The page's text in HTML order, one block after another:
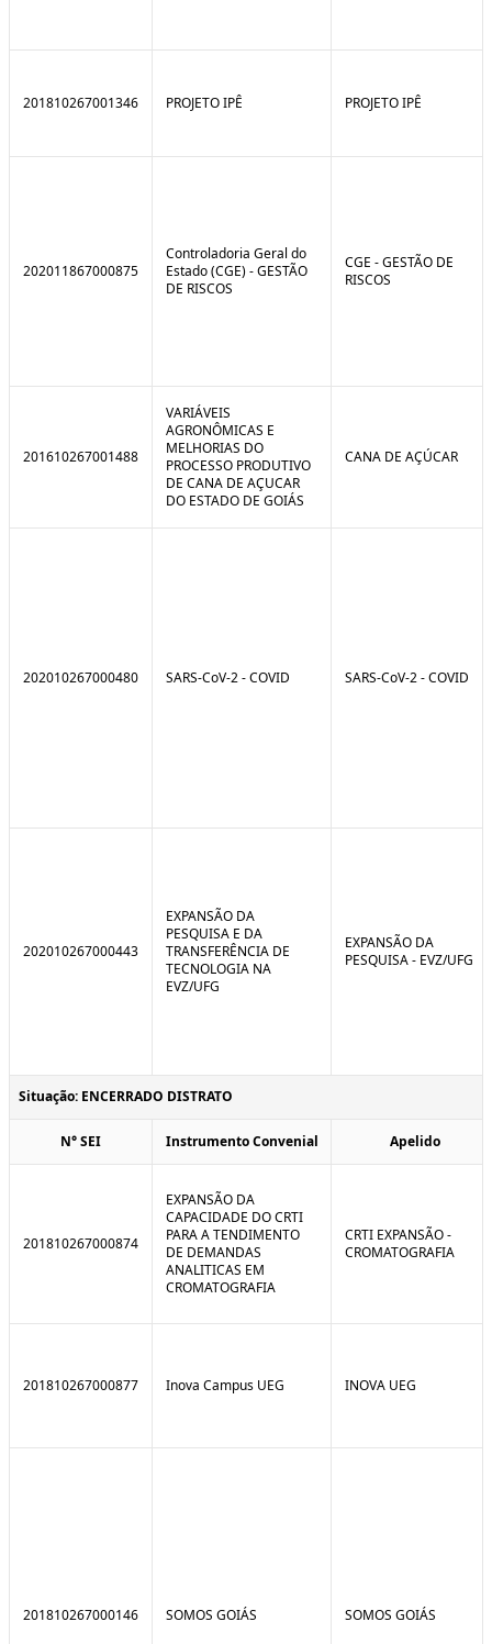
201810267001346 PROJETO IPÊ PROJETO IPÊ
202011867000875
Controladoria Geral do
Estado (CGE) - GESTÃO
DE RISCOS
CGE - GESTÃO DE
RISCOS
201610267001488
VARIÁVEIS
AGRONÔMICAS E
MELHORIAS DO
PROCESSO PRODUTIVO
DE CANA DE AÇUCAR
DO ESTADO DE GOIÁS
CANA DE AÇÚCAR
202010267000480 SARS-CoV-2 - COVID SARS-CoV-2 - COVID
202010267000443
EXPANSÃO DA
PESQUISA E DA
TRANSFERÊNCIA DE
TECNOLOGIA NA
EVZ/UFG
EXPANSÃO DA
PESQUISA - EVZ/UFG
Situação: ENCERRADO DISTRATO
N° SEI Instrumento Convenial Apelido
201810267000874
EXPANSÃO DA
CAPACIDADE DO CRTI
PARA A TENDIMENTO
DE DEMANDAS
ANALITICAS EM
CROMATOGRAFIA
CRTI EXPANSÃO -
CROMATOGRAFIA
201810267000877 Inova Campus UEG INOVA UEG
201810267000146 SOMOS GOIÁS SOMOS GOIÁS